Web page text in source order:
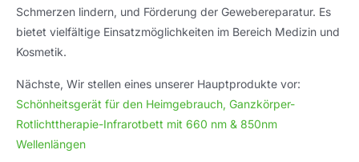
Schmerzen lindern, und Förderung der Gewebereparatur. Es
bietet vielfältige Einsatzmöglichkeiten im Bereich Medizin und
Kosmetik.
Nächste, Wir stellen eines unserer Hauptprodukte vor:
Schönheitsgerät für den Heimgebrauch, Ganzkörper-
Rotlichttherapie-Infrarotbett mit 660 nm & 850nm
Wellenlängen